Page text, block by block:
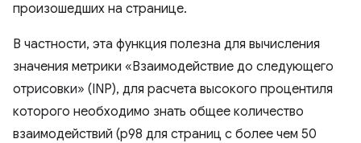
произошедших на странице.
В частности, эта функция полезна для вычисления
значения метрики «Взаимодействие до следующего
отрисовки» (INP), для расчета высокого процентиля
которого необходимо знать общее количество
взаимодействий (p98 для страниц с более чем 50